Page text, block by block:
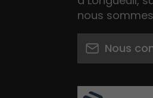
nous
Nous